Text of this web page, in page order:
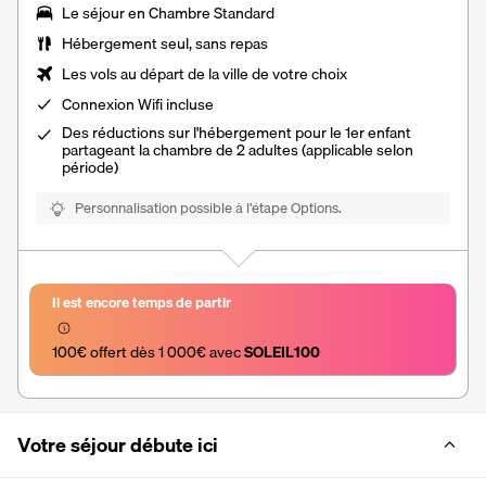
Le séjour en Chambre Standard
Hébergement seul, sans repas
Les vols au départ de la ville de votre choix
Connexion Wifi incluse
Des réductions sur l'hébergement pour le 1er enfant
partageant la chambre de 2 adultes (applicable selon
période)
Personnalisation possible à l’étape Options.
Il est encore temps de partir
100€ offert dès 1 000€ avec SOLEIL100
Votre séjour débute ici